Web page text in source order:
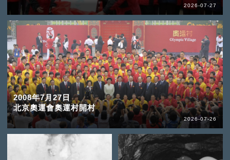
2026-07-27
2008年7月27日
北京奧運會奧運村開村
2026-07-26